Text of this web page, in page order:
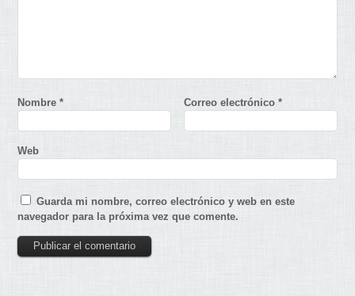
Nombre* Correo electrónico*
Web
Guarda mi nombre, correo electrónico y web en este
navegador para la próxima vez que comente.